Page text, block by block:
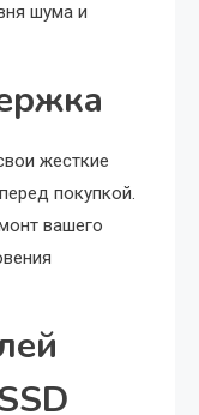
шума и
жесткие
покупкой.
вашего